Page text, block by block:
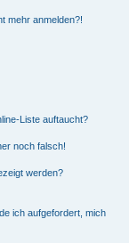
mehr anmelden?!
Liste auftaucht?
noch falsch!
werden?
ich aufgefordert, mich